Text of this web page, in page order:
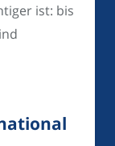
ist: bis